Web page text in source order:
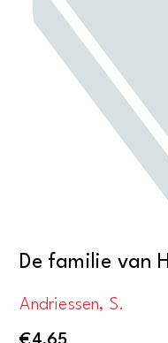
De familie van
Andriessen, S.